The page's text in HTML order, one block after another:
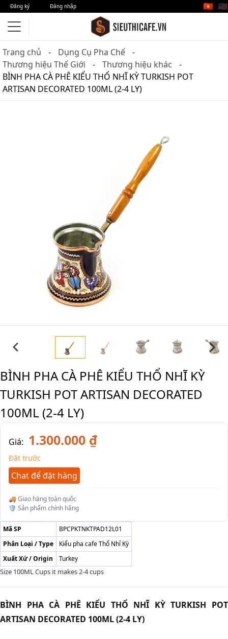
Đăng ký Đăng nhập 🇻🇳 🇺🇸
Trang chủ
Dụng Cụ Pha Chế
Thương hiệu Thế Giới
Thương hiệu khác
BÌNH PHA CÀ PHÊ KIỂU THỔ NHĨ KỲ TURKISH POT
ARTISAN DECORATED 100ML (2-4 LY)
BÌNH PHA CÀ PHÊ KIỂU THỔ NHĨ KỲ
TURKISH POT ARTISAN DECORATED
100ML (2-4 LY)
Giá: 1.300.000 ₫
Đặt trước
Chat để đặt hàng
🚚 Giao hàng toàn quốc
🛡️ Sản phẩm chính hãng
Mã SP
BPCPKTNKTPAD12L01
Phân Loại / Type
Kiểu pha cafe Thổ Nhỉ Kỳ
Xuất Xứ / Origin
Turkey
Size 100ML Cups it makes 2-4 cups
BÌNH PHA CÀ PHÊ KIỂU THỔ NHĨ KỲ TURKISH POT
ARTISAN DECORATED 100ML (2-4 LY)